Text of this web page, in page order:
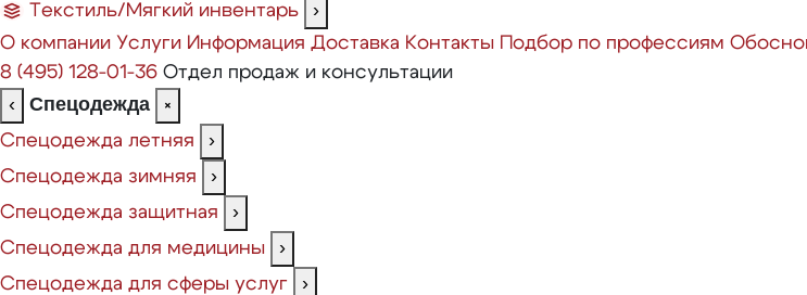
Текстиль/Мягкий инвентарь
›
О компании Услуги Информация Доставка Контакты Подбор по профессиям
8 (495) 128-01-36 Отдел продаж и консультации
‹
Спецодежда
×
Спецодежда летняя
›
Спецодежда зимняя
›
Спецодежда защитная
›
Спецодежда для медицины
›
Спецодежда для сферы услуг
›